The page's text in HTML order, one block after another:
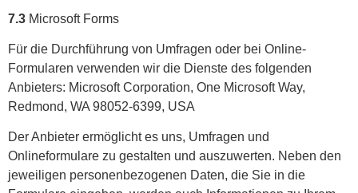
7.3 Microsoft Forms
Für die Durchführung von Umfragen oder bei Online-
Formularen verwenden wir die Dienste des folgenden
Anbieters: Microsoft Corporation, One Microsoft Way,
Redmond, WA 98052-6399, USA
Der Anbieter ermöglicht es uns, Umfragen und
Onlineformulare zu gestalten und auszuwerten. Neben den
jeweiligen personenbezogenen Daten, die Sie in die